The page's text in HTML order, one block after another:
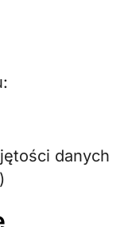
danych